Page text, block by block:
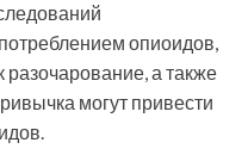
опиоидов,
разочарование, а также
могут привести